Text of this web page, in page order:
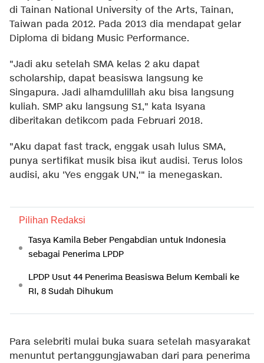
di Tainan National University of the Arts, Tainan,
Taiwan pada 2012. Pada 2013 dia mendapat gelar
Diploma di bidang Music Performance.
"Jadi aku setelah SMA kelas 2 aku dapat
scholarship, dapat beasiswa langsung ke
Singapura. Jadi alhamdulillah aku bisa langsung
kuliah. SMP aku langsung S1," kata Isyana
diberitakan detikcom pada Februari 2018.
"Aku dapat fast track, enggak usah lulus SMA,
punya sertifikat musik bisa ikut audisi. Terus lolos
audisi, aku 'Yes enggak UN,'" ia menegaskan.
Pilihan Redaksi
Tasya Kamila Beber Pengabdian untuk Indonesia
sebagai Penerima LPDP
LPDP Usut 44 Penerima Beasiswa Belum Kembali ke
RI, 8 Sudah Dihukum
Para selebriti mulai buka suara setelah masyarakat
menuntut pertanggungjawaban dari para penerima